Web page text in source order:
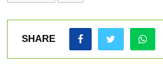
SHARE